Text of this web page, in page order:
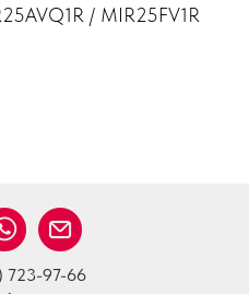
/ MIR25FV1R
723-97-66